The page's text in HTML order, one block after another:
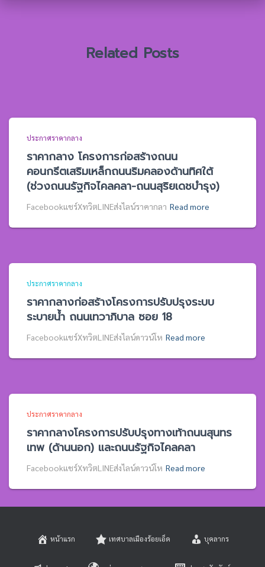
Related Posts
ประกาศราคากลาง
ราคากลาง โครงการก่อสร้างถนน
คอนกรีตเสริมเหล็กถนนริมคลองด้านทิศใต้
(ช่วงถนนรัฐกิจไคลคลา-ถนนสุริยเดชบำรุง)
Facebookแชร์XทวิตLINEส่งไลน์ราคากลา Read more
ประกาศราคากลาง
ราคากลางก่อสร้างโครงการปรับปรุงระบบ
ระบายน้ำ ถนนเทวาภิบาล ซอย 18
Facebookแชร์XทวิตLINEส่งไลน์ดาวน์โห Read more
ประกาศราคากลาง
ราคากลางโครงการปรับปรุงทางเท้าถนนสุนทร
เทพ (ด้านนอก) และถนนรัฐกิจไคลคลา
Facebookแชร์XทวิตLINEส่งไลน์ดาวน์โห Read more
หน้าแรก เทศบาลเมืองร้อยเอ็ด บุคลากร